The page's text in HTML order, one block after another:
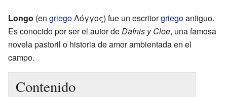
Longo (en griegoΛόγγος) fue un escritorgriegoantiguo.
Es conocido por ser el autor deDafnis y Cloe, una famosa
novela pastoril o historia de amor ambientada en el
campo.
Contenido